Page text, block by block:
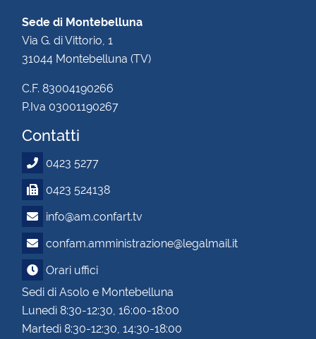
Sede di Montebelluna
Via G. di Vittorio, 1
31044 Montebelluna (TV)
C.F. 83004190266
P.Iva 03001190267
Contatti
0423 5277
0423 524138
info@am.confart.tv
confam.amministrazione@legalmail.it
Orari uffici
Sedi di Asolo e Montebelluna
Lunedì 8:30-12:30, 16:00-18:00
Martedì 8:30-12:30, 14:30-18:00